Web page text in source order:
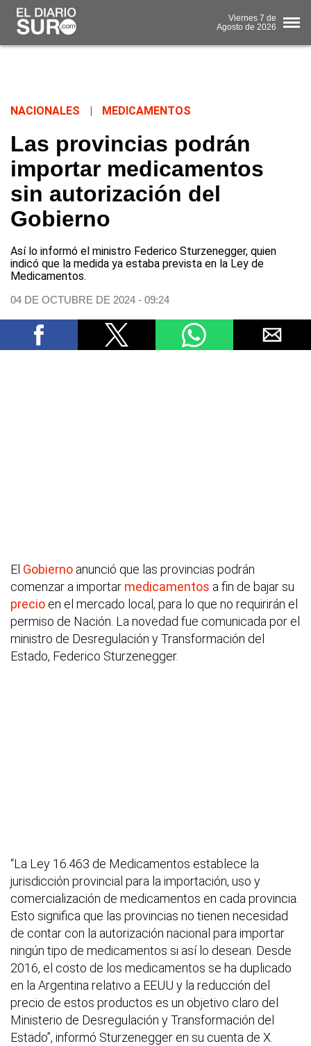
Viernes 7 de
Agosto de 2026
NACIONALES MEDICAMENTOS
Las provincias podrán
importar medicamentos
sin autorización del
Gobierno
Así lo informó el ministro Federico Sturzenegger, quien
indicó que la medida ya estaba prevista en la Ley de
Medicamentos.
04 DE OCTUBRE DE 2024 - 09:24
El Gobierno anunció que las provincias podrán
comenzar a importar medicamentos a fin de bajar su
precio en el mercado local, para lo que no requirirán el
permiso de Nación. La novedad fue comunicada por el
ministro de Desregulación y Transformación del
Estado, Federico Sturzenegger.
“La Ley 16.463 de Medicamentos establece la
jurisdicción provincial para la importación, uso y
comercialización de medicamentos en cada provincia.
Esto significa que las provincias no tienen necesidad
de contar con la autorización nacional para importar
ningún tipo de medicamentos si así lo desean. Desde
2016, el costo de los medicamentos se ha duplicado
en la Argentina relativo a EEUU y la reducción del
precio de estos productos es un objetivo claro del
Ministerio de Desregulación y Transformación del
Estado”, informó Sturzenegger en su cuenta de X.